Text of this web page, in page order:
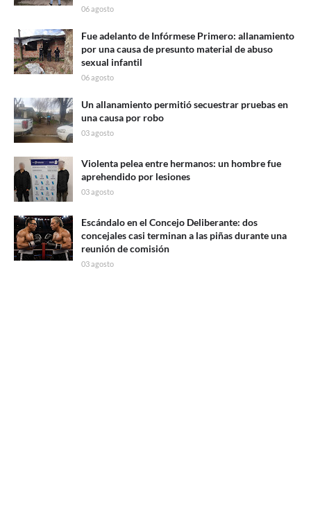
06 agosto
Fue adelanto de Infórmese Primero: allanamiento
por una causa de presunto material de abuso
sexual infantil
06 agosto
Un allanamiento permitió secuestrar pruebas en
una causa por robo
03 agosto
Violenta pelea entre hermanos: un hombre fue
aprehendido por lesiones
03 agosto
Escándalo en el Concejo Deliberante: dos
concejales casi terminan a las piñas durante una
reunión de comisión
03 agosto